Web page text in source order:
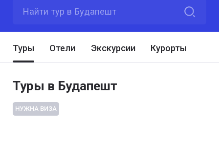
Найти тур в Будапешт
Туры Отели Экскурсии Курорты
Туры в Будапешт
НУЖНА ВИЗА